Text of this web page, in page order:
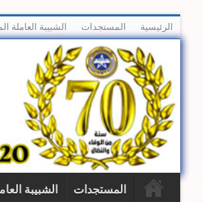
الرئيسية المستجدات الشبيبة العاملة
المستجدات الشبيبة